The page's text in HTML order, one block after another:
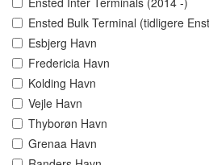
Ensted Bulk Terminal (tidligere
Esbjerg Havn
Fredericia Havn
Kolding Havn
Vejle Havn
Thyborøn Havn
Grenaa Havn